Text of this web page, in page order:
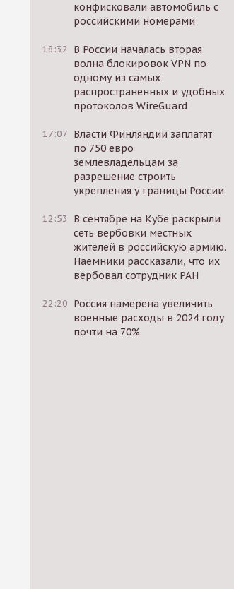
конфисковали автомобиль с
российскими номерами
18:32
В России началась вторая
волна блокировок VPN по
одному из самых
распространенных и удобных
протоколов WireGuard
17:07 Власти Финляндии заплатят
по 750 евро
землевладельцам за
разрешение строить
укрепления у границы России
12:53
В сентябре на Кубе раскрыли
сеть вербовки местных
жителей в российскую армию.
Наемники рассказали, что их
вербовал сотрудник РАН
22:20 Россия намерена увеличить
военные расходы в 2024 году
почти на 70%